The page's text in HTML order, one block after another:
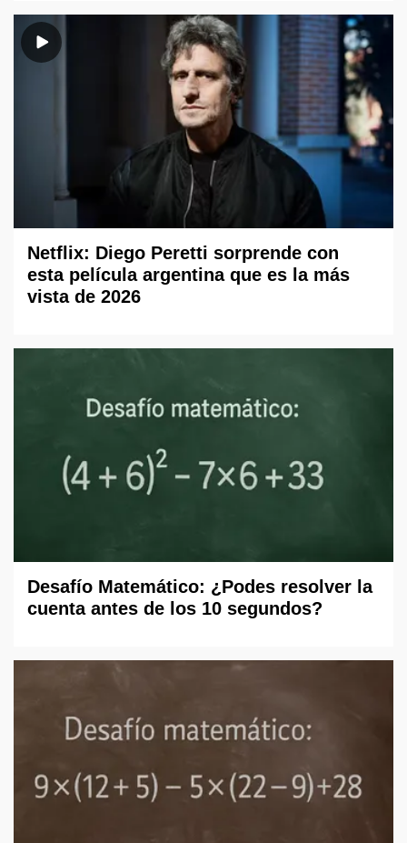
Netflix: Diego Peretti sorprende con
esta película argentina que es la más
vista de 2026
Desafío Matemático: ¿Podes resolver la
cuenta antes de los 10 segundos?